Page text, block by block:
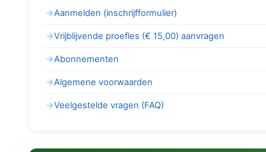
Aanmelden (inschrijfformulier)
Vrijblijvende proefles (€ 15,00) aanvragen
Abonnementen
Algemene voorwaarden
Veelgestelde vragen (FAQ)